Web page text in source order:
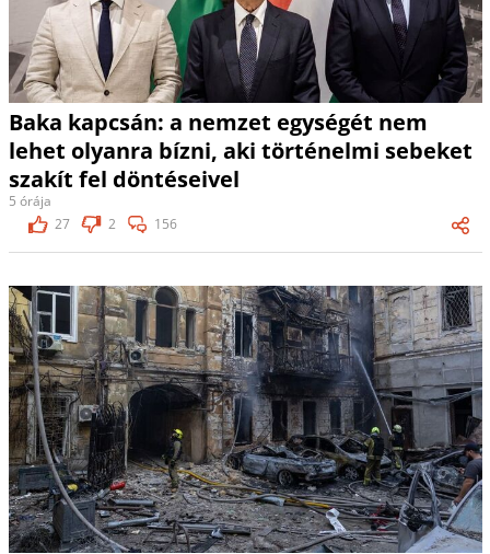
Baka kapcsán: a nemzet egységét nem
lehet olyanra bízni, aki történelmi sebeket
szakít fel döntéseivel
5 órája
27
2 156